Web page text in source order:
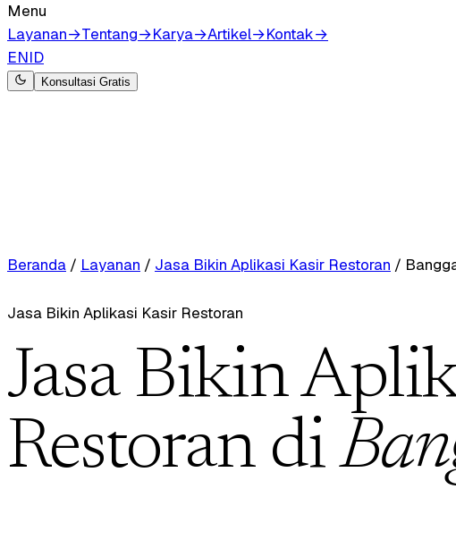
Menu
Layanan→Tentang→Karya→Artikel→Kontak→
ENID
Konsultasi Gratis
Beranda / Layanan / Jasa Bikin Aplikasi Kasir Restoran /
Jasa Bikin Aplikasi Kasir Restoran
Jasa Bikin
Restoran di